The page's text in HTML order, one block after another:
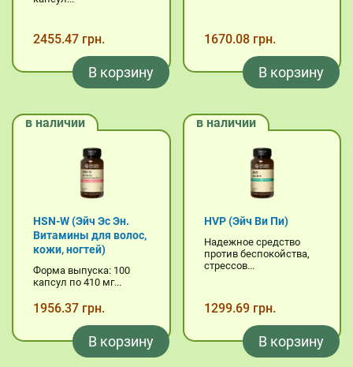
2455.47 грн.
В корзину
1670.08 грн.
В корзину
в наличии
HSN-W (Эйч Эс Эн.
Витамины для волос,
кожи, ногтей)
Форма выпуска: 100
капсул по 410 мг...
1956.37 грн.
В корзину
в наличии
HVP (Эйч Ви Пи)
Надежное средство
против беспокойства,
стрессов...
1299.69 грн.
В корзину